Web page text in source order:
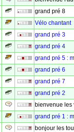
grand pré 8
Vélo chantant
grand pré 3
grand pré 4
grand pré 5 :
grand pré 6
grand pré 7
grand pré 2
bienvenue les
grand pré 1 :
bonjour les